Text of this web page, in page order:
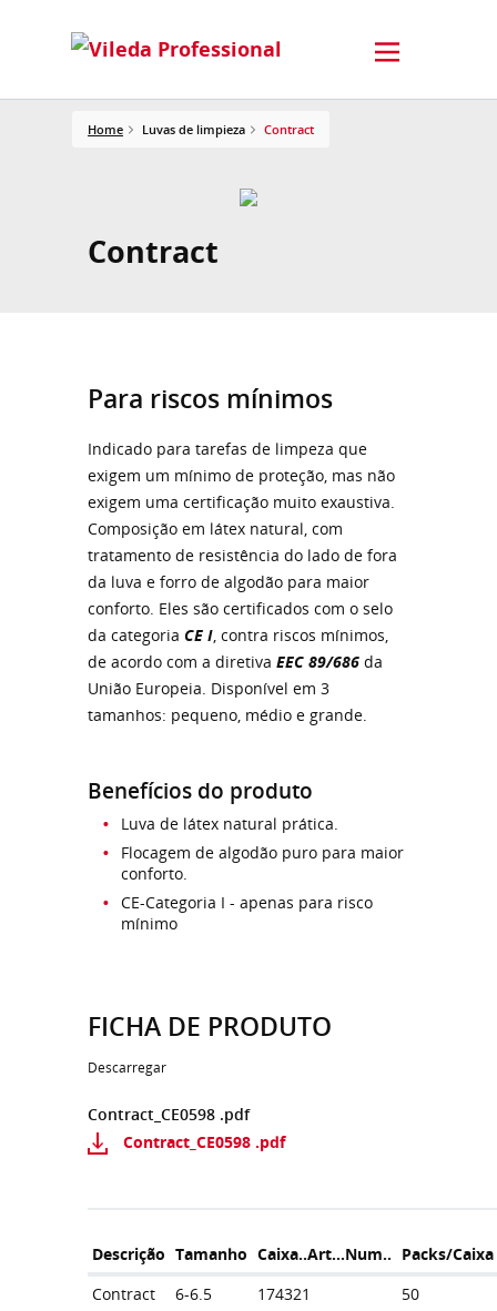
Home Luvas de limpieza Contract
Contract
Para riscos mínimos
Indicado para tarefas de limpeza que
exigem um mínimo de proteção, mas não
exigem uma certificação muito exaustiva.
Composição em látex natural, com
tratamento de resistência do lado de fora
da luva e forro de algodão para maior
conforto. Eles são certificados com o selo
da categoria CE I, contra riscos mínimos,
de acordo com a diretiva EEC 89/686 da
União Europeia. Disponível em 3
tamanhos: pequeno, médio e grande.
Benefícios do produto
Luva de látex natural prática.
Flocagem de algodão puro para maior
conforto.
CE-Categoria I - apenas para risco
mínimo
FICHA DE PRODUTO
Descarregar
Contract_CE0598 .pdf
Contract_CE0598 .pdf
Descrição Tamanho Caixa..Art...Num.. Packs/Caixa
Contract
6-6.5 174321
50